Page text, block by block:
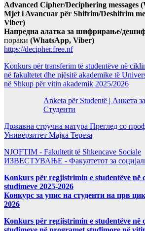
Advanced Cipher/Deciphering messages
Mjet i Avancuar për Shifrim/Deshifrim
Viber)
Напредна алатка за шифрирање/
пораки (WhatsApp, Viber)
https://decipher.free.nf
Konkurs për transferim të studentëve në
në fakultetet dhe njësitë akademike të
në Shkup për vitin akademik 2025/2026
Anketa për Studentë | Анкета за
Студенти
Државна стручна матура Преглед со
Универзитет Мајка Тереза
NJOFTIM - Fakultetit të Shkencave Sociale
ИЗВЕСТУВАЊЕ - Факултетот за
Konkurs për regjistrimin e studentëve në
studimeve 2025-2026
Конкурс за упис на студенти на прв
2026
Konkurs për regjistrimin e studentëve në